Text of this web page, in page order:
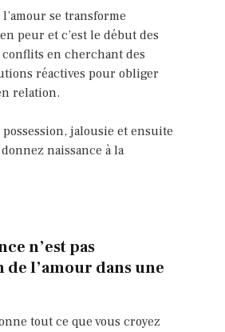
se transforme
peur et c’est le début des
en cherchant des
réactives pour obliger
relation.
possession, jalousie et ensuite
naissance à la
n’est pas
de l’amour dans une
tout ce que vous croyez